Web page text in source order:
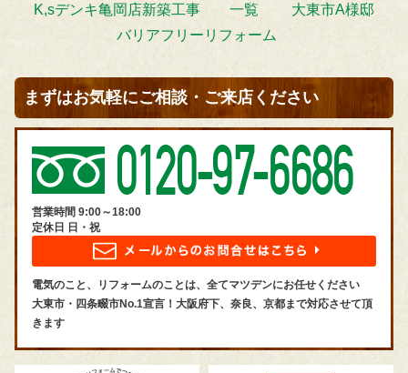
K,sデンキ亀岡店新築工事 一覧
大東市A様邸
バリアフリーリフォーム
まずはお気軽にご相談・ご来店ください
営業時間 9:00～18:00
定休日 日・祝
電気のこと、リフォームのことは、全てマツデンにお任せください
大東市・四条畷市No.1宣言！大阪府下、奈良、京都まで対応させて頂
きます